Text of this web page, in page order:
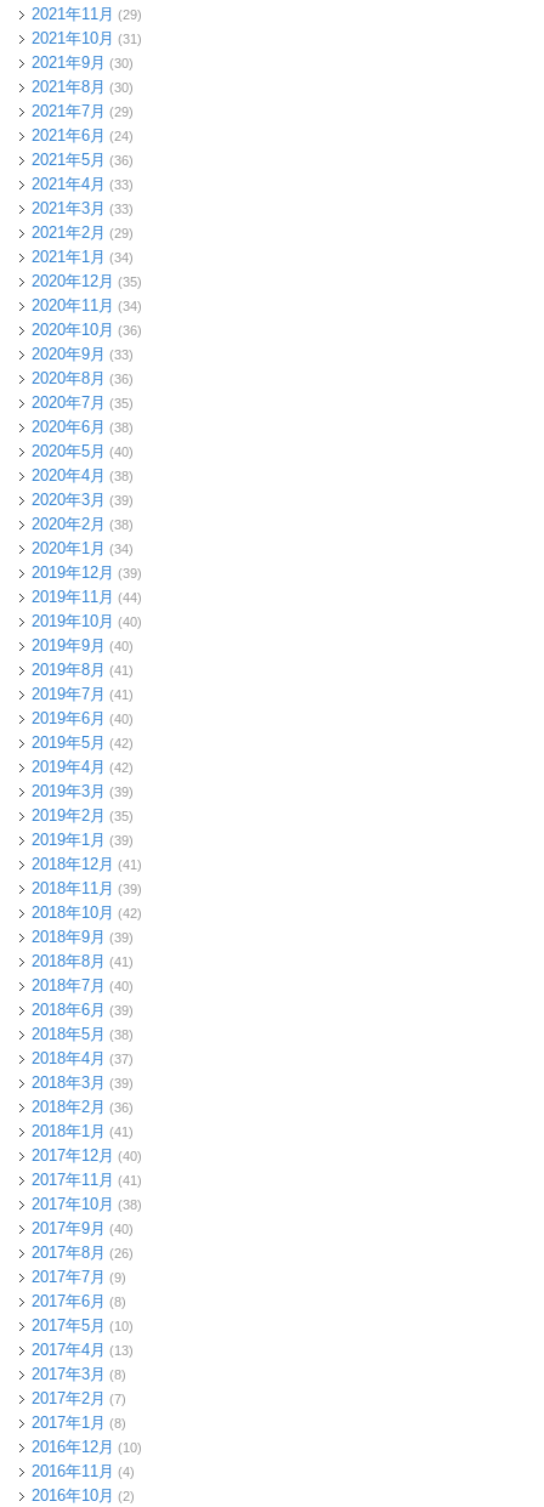
2021年11月 (29)
2021年10月 (31)
2021年9月 (30)
2021年8月 (30)
2021年7月 (29)
2021年6月 (24)
2021年5月 (36)
2021年4月 (33)
2021年3月 (33)
2021年2月 (29)
2021年1月 (34)
2020年12月 (35)
2020年11月 (34)
2020年10月 (36)
2020年9月 (33)
2020年8月 (36)
2020年7月 (35)
2020年6月 (38)
2020年5月 (40)
2020年4月 (38)
2020年3月 (39)
2020年2月 (38)
2020年1月 (34)
2019年12月 (39)
2019年11月 (44)
2019年10月 (40)
2019年9月 (40)
2019年8月 (41)
2019年7月 (41)
2019年6月 (40)
2019年5月 (42)
2019年4月 (42)
2019年3月 (39)
2019年2月 (35)
2019年1月 (39)
2018年12月 (41)
2018年11月 (39)
2018年10月 (42)
2018年9月 (39)
2018年8月 (41)
2018年7月 (40)
2018年6月 (39)
2018年5月 (38)
2018年4月 (37)
2018年3月 (39)
2018年2月 (36)
2018年1月 (41)
2017年12月 (40)
2017年11月 (41)
2017年10月 (38)
2017年9月 (40)
2017年8月 (26)
2017年7月 (9)
2017年6月 (8)
2017年5月 (10)
2017年4月 (13)
2017年3月 (8)
2017年2月 (7)
2017年1月 (8)
2016年12月 (10)
2016年11月 (4)
2016年10月 (2)